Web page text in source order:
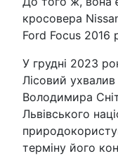
кросовера
Ford Focus 2016
У грудні 2023
Лісовий ухвалив
Володимира
Львівського
терміну його